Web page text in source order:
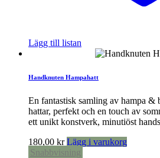
Lägg till listan
Handknuten Hampahatt
En fantastisk samling av hampa
hattar, perfekt och en touch av
ett unikt konstverk, minutiöst
180,00 kr Lägg i varukorg
Snabbvisning